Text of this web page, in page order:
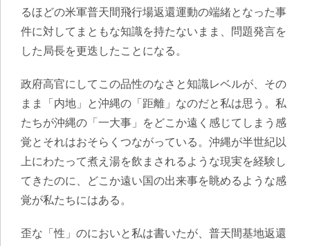
るほどの米軍普天間飛行場返還運動の端緒となった事
件に対してまともな知識を持たないまま、問題発言を
した局長を更迭したことになる。
政府高官にしてこの品性のなさと知識レベルが、その
まま「内地」と沖縄の「距離」なのだと私は思う。私
たちが沖縄の「一大事」をどこか遠く感じてしまう感
覚とそれはおそらくつながっている。沖縄が半世紀以
上にわたって煮え湯を飲まされるような現実を経験し
てきたのに、どこか遠い国の出来事を眺めるような感
覚が私たちにはある。
歪な「性」のにおいと私は書いたが、普天間基地返還